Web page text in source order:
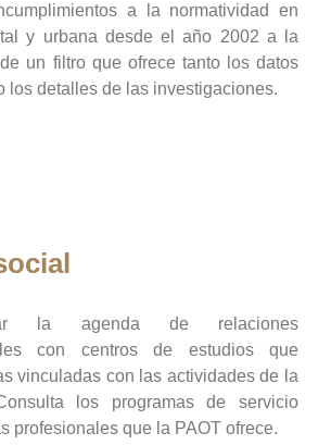
a la normatividad en
y urbana desde el año 2002 a la
un filtro que ofrece tanto los datos
los detalles de las investigaciones.
la agenda de relaciones
con centros de estudios que
vinculadas con las actividades de la
los programas de servicio
profesionales que la PAOT ofrece.